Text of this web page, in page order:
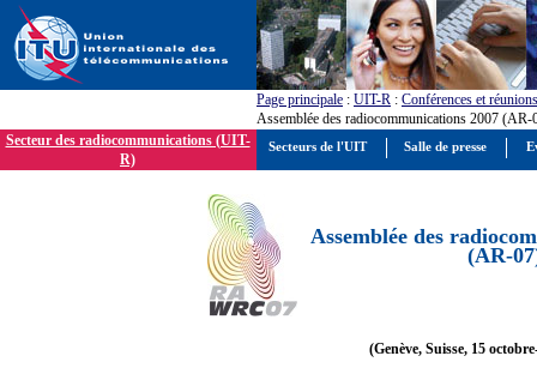
Page principale : UIT-R : Conférences et réunions
Assemblée des radiocommunications 2007 (AR-
Secteur des radiocommunications (UIT-
R)
Assemblée des
(AR-
(Genève, Suisse, 15
Secteurs de l'UIT Salle de presse